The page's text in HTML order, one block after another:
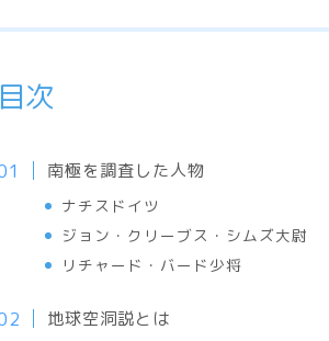
目次
南極を調査した人物
ナチスドイツ
ジョン・クリーブス・シムズ大尉
リチャード・バード少将
地球空洞説とは